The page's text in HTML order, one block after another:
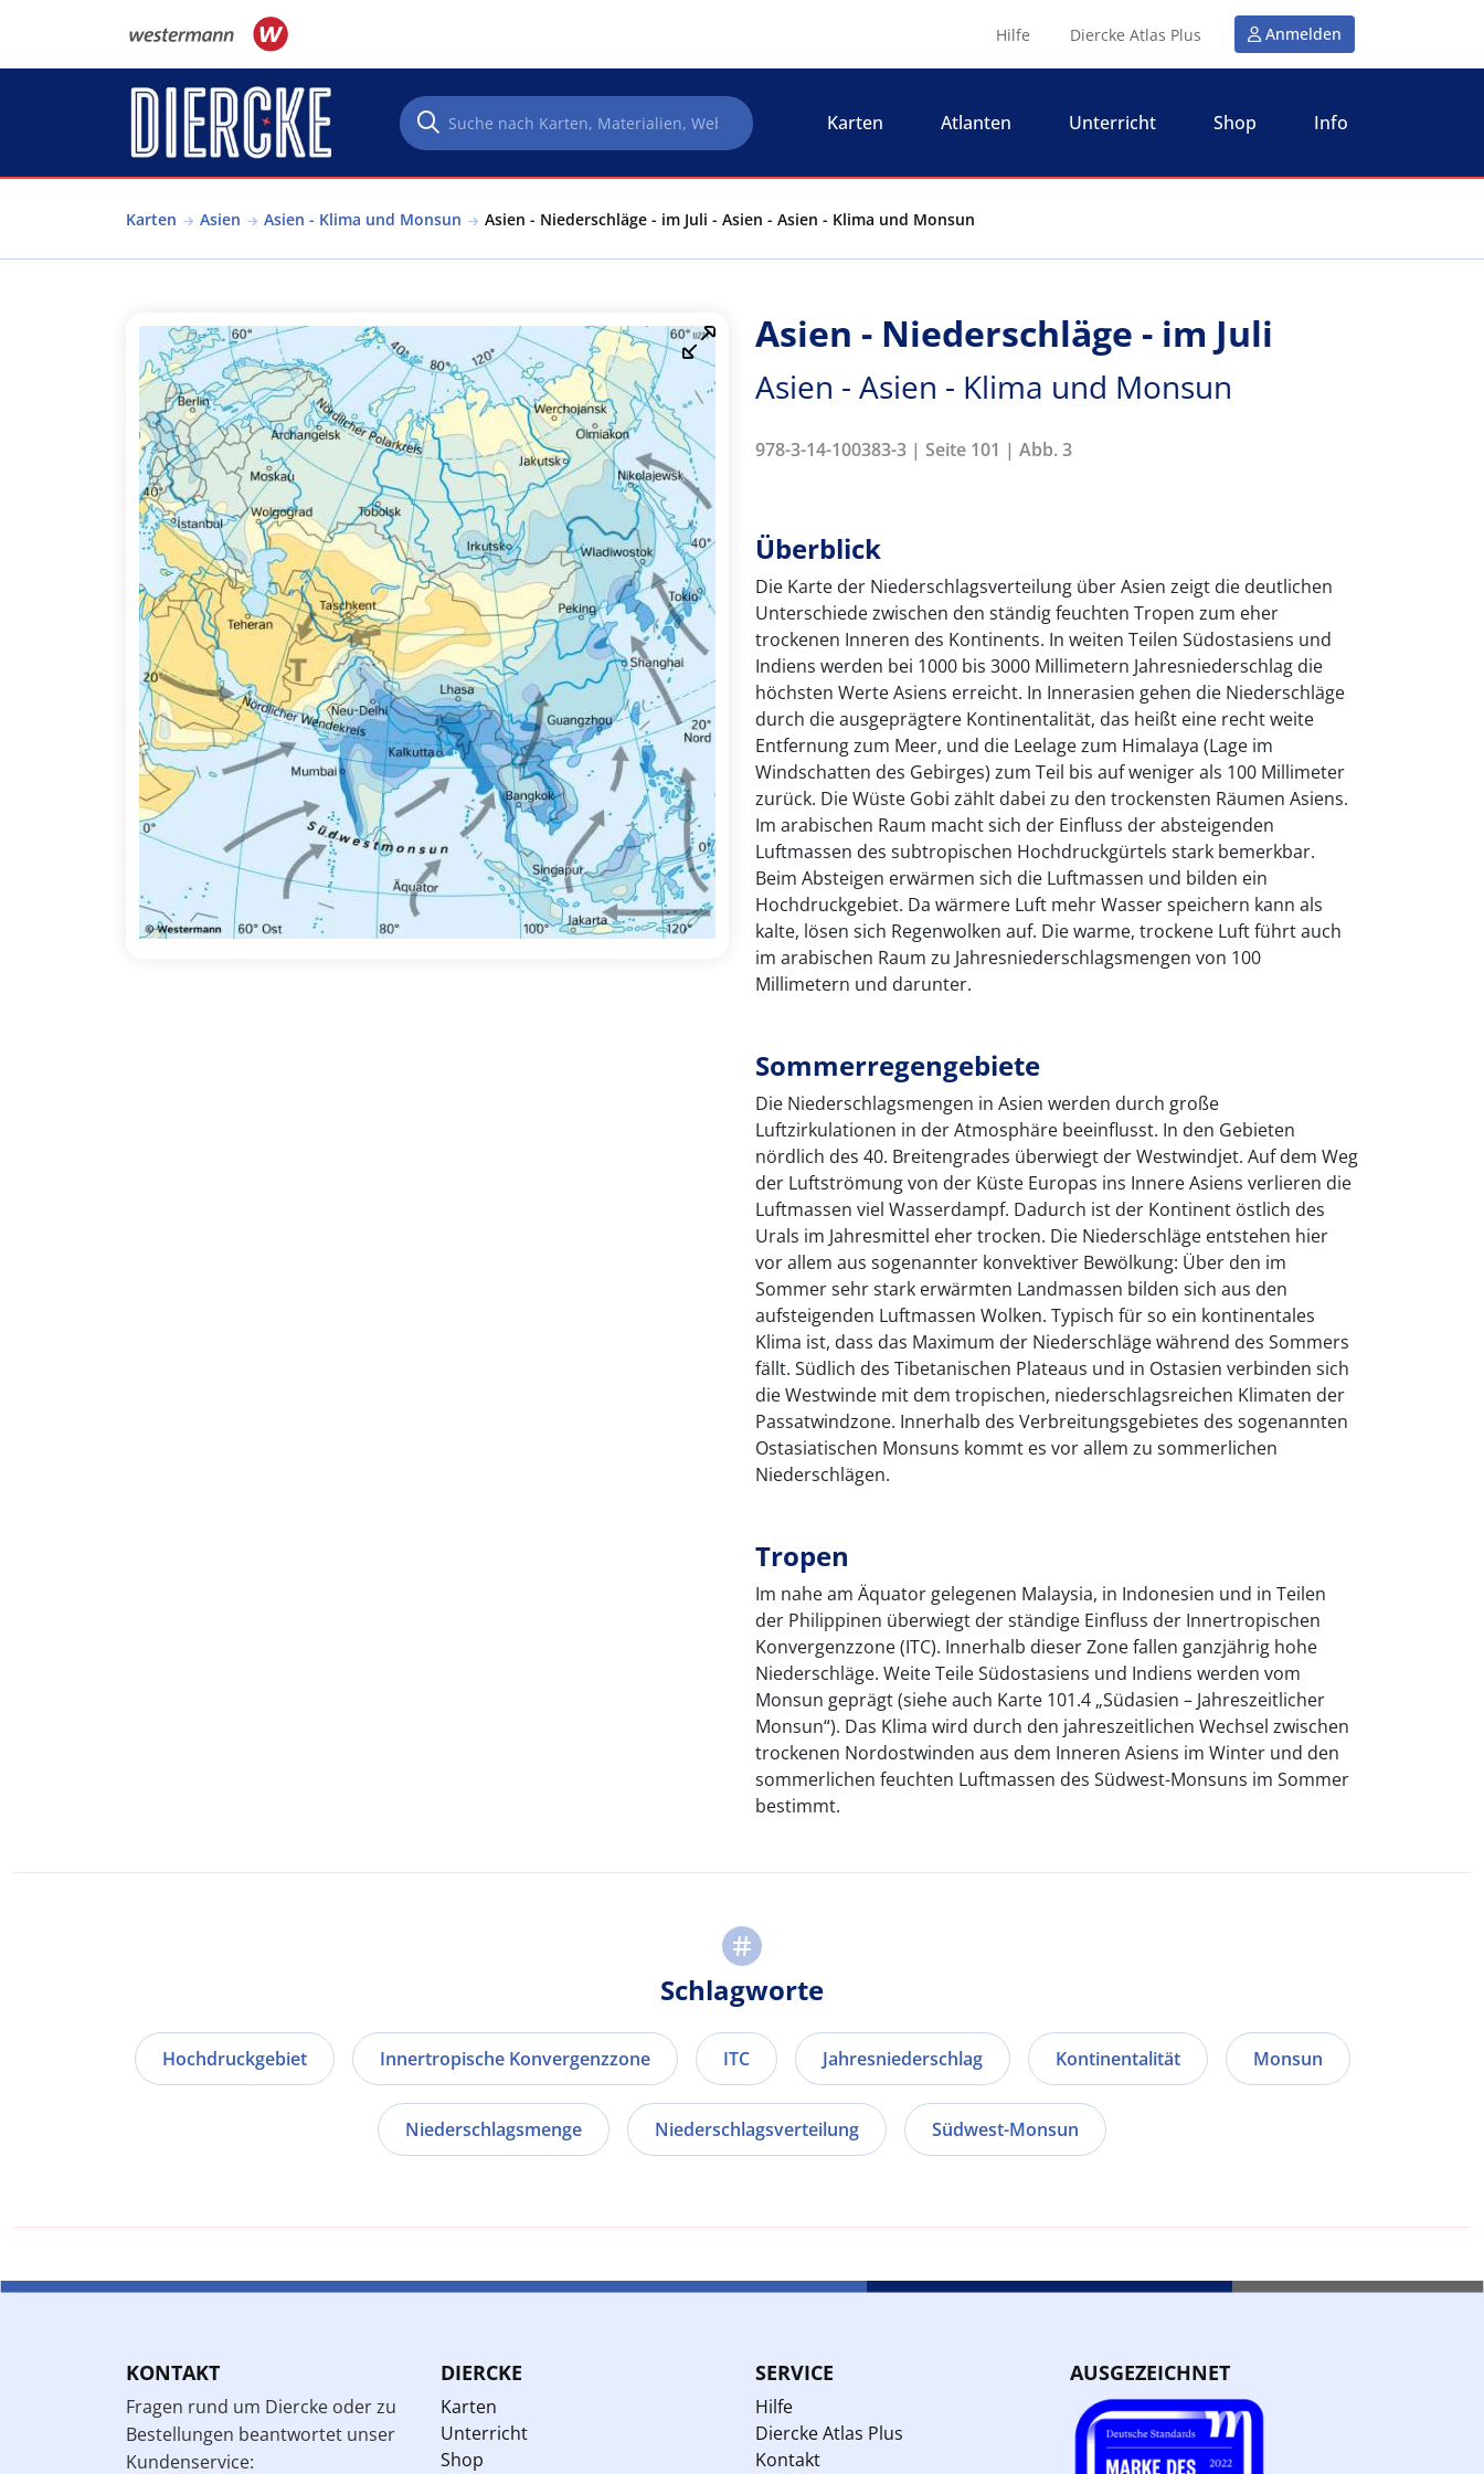
Hilfe Diercke Atlas Plus Anmelden
Karten Atlanten Unterricht Shop Info
Karten Asien Asien - Klima und Monsun Asien - Niederschläge - im Juli - Asien - Asien - Klima und Monsun
Asien - Niederschläge - im Juli
Asien - Asien - Klima und Monsun
978-3-14-100383-3 | Seite 101 | Abb. 3
Überblick
Die Karte der Niederschlagsverteilung über Asien zeigt die deutlichen
Unterschiede zwischen den ständig feuchten Tropen zum eher
trockenen Inneren des Kontinents. In weiten Teilen Südostasiens und
Indiens werden bei 1000 bis 3000 Millimetern Jahresniederschlag die
höchsten Werte Asiens erreicht. In Innerasien gehen die Niederschläge
durch die ausgeprägtere Kontinentalität, das heißt eine recht weite
Entfernung zum Meer, und die Leelage zum Himalaya (Lage im
Windschatten des Gebirges) zum Teil bis auf weniger als 100 Millimeter
zurück. Die Wüste Gobi zählt dabei zu den trockensten Räumen Asiens.
Im arabischen Raum macht sich der Einfluss der absteigenden
Luftmassen des subtropischen Hochdruckgürtels stark bemerkbar.
Beim Absteigen erwärmen sich die Luftmassen und bilden ein
Hochdruckgebiet. Da wärmere Luft mehr Wasser speichern kann als
kalte, lösen sich Regenwolken auf. Die warme, trockene Luft führt auch
im arabischen Raum zu Jahresniederschlagsmengen von 100
Millimetern und darunter.
Sommerregengebiete
Die Niederschlagsmengen in Asien werden durch große
Luftzirkulationen in der Atmosphäre beeinflusst. In den Gebieten
nördlich des 40. Breitengrades überwiegt der Westwindjet. Auf dem Weg
der Luftströmung von der Küste Europas ins Innere Asiens verlieren die
Luftmassen viel Wasserdampf. Dadurch ist der Kontinent östlich des
Urals im Jahresmittel eher trocken. Die Niederschläge entstehen hier
vor allem aus sogenannter konvektiver Bewölkung: Über den im
Sommer sehr stark erwärmten Landmassen bilden sich aus den
aufsteigenden Luftmassen Wolken. Typisch für so ein kontinentales
Klima ist, dass das Maximum der Niederschläge während des Sommers
fällt. Südlich des Tibetanischen Plateaus und in Ostasien verbinden sich
die Westwinde mit dem tropischen, niederschlagsreichen Klimaten der
Passatwindzone. Innerhalb des Verbreitungsgebietes des sogenannten
Ostasiatischen Monsuns kommt es vor allem zu sommerlichen
Niederschlägen.
Tropen
Im nahe am Äquator gelegenen Malaysia, in Indonesien und in Teilen
der Philippinen überwiegt der ständige Einfluss der Innertropischen
Konvergenzzone (ITC). Innerhalb dieser Zone fallen ganzjährig hohe
Niederschläge. Weite Teile Südostasiens und Indiens werden vom
Monsun geprägt (siehe auch Karte 101.4 „Südasien – Jahreszeitlicher
Monsun“). Das Klima wird durch den jahreszeitlichen Wechsel zwischen
trockenen Nordostwinden aus dem Inneren Asiens im Winter und den
sommerlichen feuchten Luftmassen des Südwest-Monsuns im Sommer
bestimmt.
Schlagworte
Hochdruckgebiet Innertropische Konvergenzzone ITC Jahresniederschlag Kontinentalität Monsun
Niederschlagsmenge Niederschlagsverteilung Südwest-Monsun
KONTAKT
Fragen rund um Diercke oder zu
Bestellungen beantwortet unser
Kundenservice:
DIERCKE
Karten
Unterricht
Shop
SERVICE
Hilfe
Diercke Atlas Plus
Kontakt
AUSGEZEICHNET